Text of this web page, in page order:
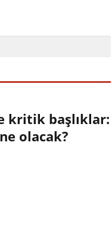
kritik başlıklar:
olacak?